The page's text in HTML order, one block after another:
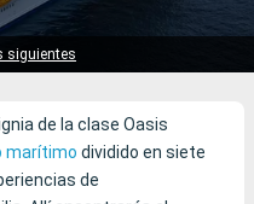
siguientes
de la clase Oasis
marítimo dividido en siete
de